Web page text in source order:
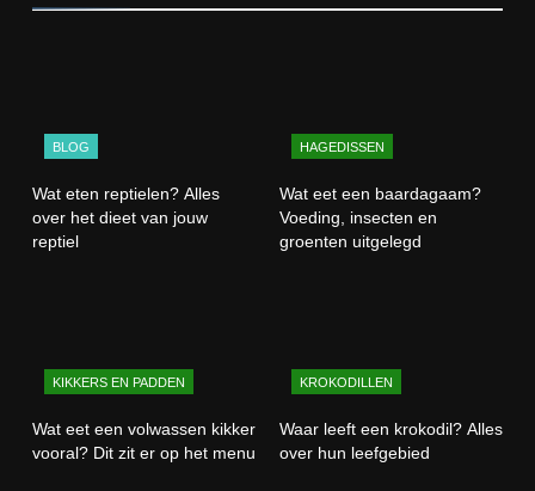
BLOG
Wat eten reptielen? Alles
over het dieet van jouw
reptiel
HAGEDISSEN
Wat eet een baardagaam?
Voeding, insecten en
groenten uitgelegd
KIKKERS EN PADDEN
Wat eet een volwassen kikker
vooral? Dit zit er op het menu
KROKODILLEN
Waar leeft een krokodil? Alles
over hun leefgebied